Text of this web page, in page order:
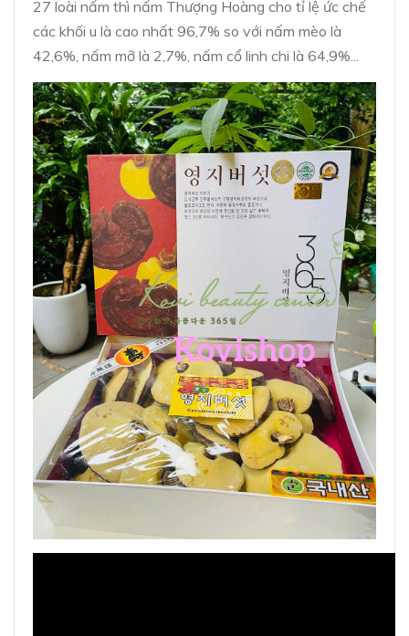
27 loài nấm thì nấm Thượng Hoàng cho tỉ lệ ức chế
các khối u là cao nhất 96,7% so với nấm mèo là
42,6%, nấm mỡ là 2,7%, nấm cổ linh chi là 64,9%...